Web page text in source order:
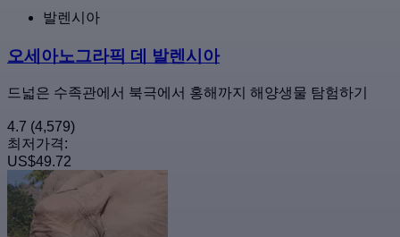
발렌시아
오세아노그라픽 데 발렌시아
드넓은 수족관에서 북극에서 홍해까지 해양생물 탐험하기
4.7 (4,579)
최저가격:
US$49.72